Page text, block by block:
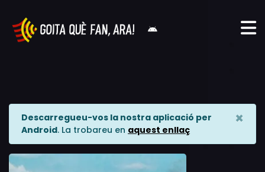
Descarregueu-vos la nostra aplicació per
Android. La trobareu en aquest enllaç
×